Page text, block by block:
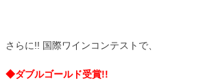
さらに!! 国際ワインコンテストで、
◆ダブルゴールド受賞!!